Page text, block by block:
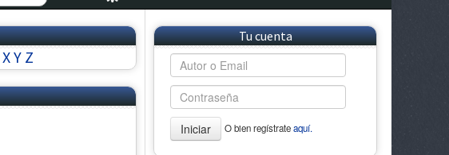
XY Z
Tu cuenta
Iniciar O bien regístrateaquí.